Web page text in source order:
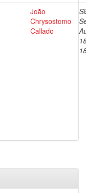
João
Chrysostomo
Callado